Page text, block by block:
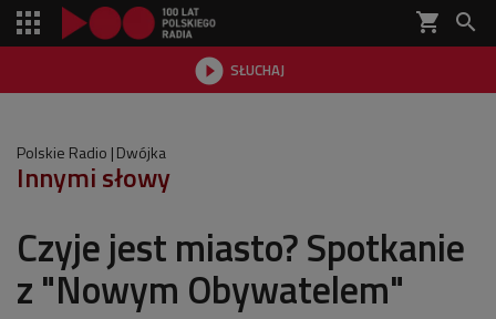
shopping_cart 
 SŁUCHAJ

Polskie Radio Dwójka
Innymi słowy
Czyje jest miasto? Spotkanie
z "Nowym Obywatelem"